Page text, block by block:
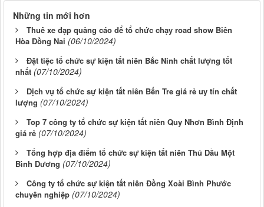
Những tin mới hơn
Thuê xe đạp quảng cáo để tổ chức chạy road show Biên
Hòa Đồng Nai (06/10/2024)
Đặt tiệc tổ chức sự kiện tất niên Bắc Ninh chất lượng tốt
nhất (07/10/2024)
Dịch vụ tổ chức sự kiện tất niên Bến Tre giá rẻ uy tín chất
lượng (07/10/2024)
Top 7 công ty tổ chức sự kiện tất niên Quy Nhơn Bình Định
giá rẻ (07/10/2024)
Tổng hợp địa điểm tổ chức sự kiện tất niên Thủ Dầu Một
Bình Dương (07/10/2024)
Công ty tổ chức sự kiện tất niên Đồng Xoài Bình Phước
chuyên nghiệp (07/10/2024)